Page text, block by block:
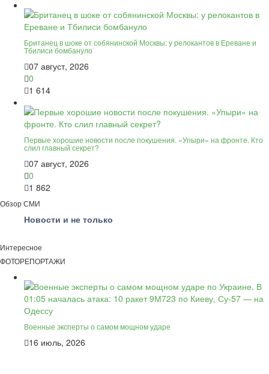
Британец в шоке от собянинской Москвы: у релокантов в Ереване и
Тбилиси бомбануло
07 август, 2026
0
1 614
Первые хорошие новости после покушения. «Упыри» на фронте. Кто
слил главный секрет?
07 август, 2026
0
1 862
Обзор СМИ
Новости и не только
Интересное
ФОТОРЕПОРТАЖИ
Военные эксперты о самом мощном ударе
16 июль, 2026